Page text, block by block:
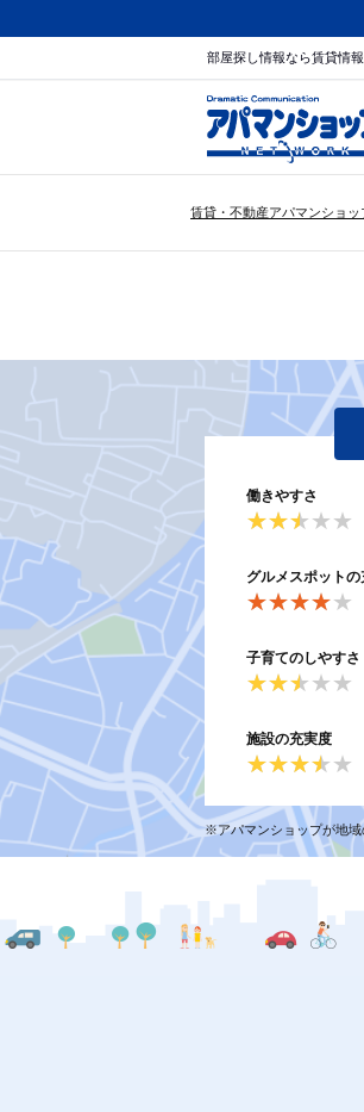
部屋探し情報なら賃貸情
賃貸・不動産アパマンショッ
働きやすさ
★★★★★
★★★★★
グルメスポットの
★★★★★
★★★★★
子育てのしやすさ
★★★★★
★★★★★
施設の充実度
★★★★★
★★★★★
※アパマンショップが地域